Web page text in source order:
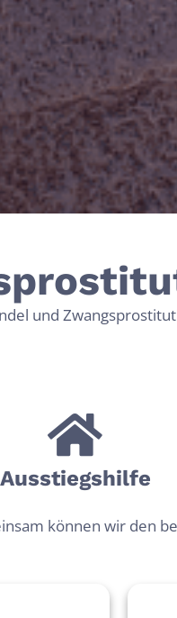
jemals zuvor.
und
Ausstiegshilfe
können wir den